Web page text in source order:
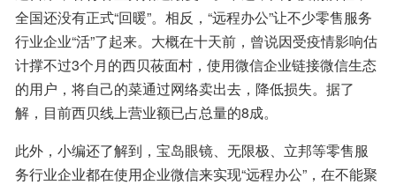
全国还没有正式“回暖”。相反，“远程办公”让不少零售服务
行业企业“活”了起来。大概在十天前，曾说因受疫情影响估
计撑不过3个月的西贝莜面村，使用微信企业链接微信生态
的用户，将自己的菜通过网络卖出去，降低损失。据了
解，目前西贝线上营业额已占总量的8成。
此外，小编还了解到，宝岛眼镜、无限极、立邦等零售服
务行业企业都在使用企业微信来实现“远程办公”，在不能聚